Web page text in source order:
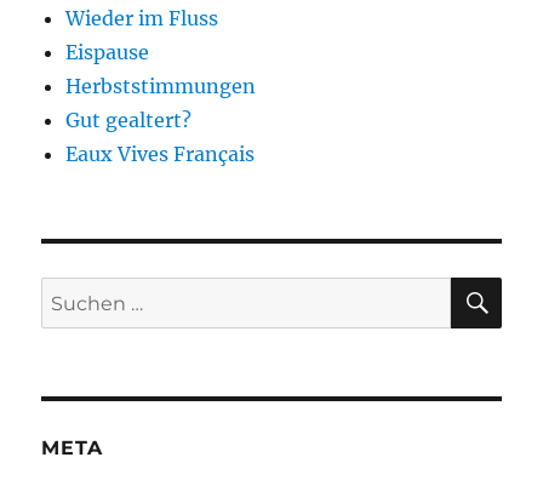
Wieder im Fluss
Eispause
Herbststimmungen
Gut gealtert?
Eaux Vives Français
Suchen
nach:
META